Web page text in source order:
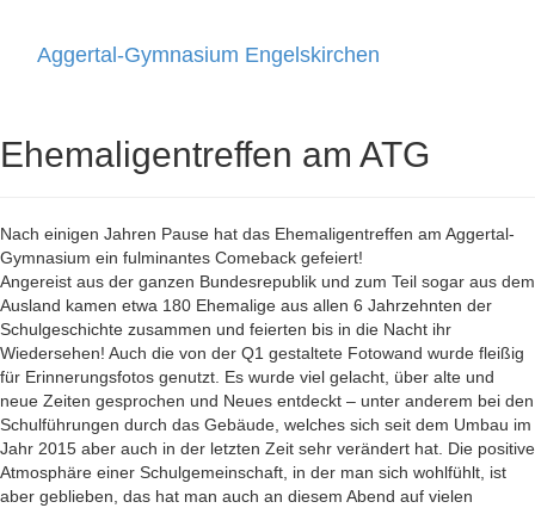
Aggertal-Gymnasium Engelskirchen
Ehemaligentreffen am ATG
Nach einigen Jahren Pause hat das Ehemaligentreffen am Aggertal-
Gymnasium ein fulminantes Comeback gefeiert!
Angereist aus der ganzen Bundesrepublik und zum Teil sogar aus dem
Ausland kamen etwa 180 Ehemalige aus allen 6 Jahrzehnten der
Schulgeschichte zusammen und feierten bis in die Nacht ihr
Wiedersehen! Auch die von der Q1 gestaltete Fotowand wurde fleißig
für Erinnerungsfotos genutzt. Es wurde viel gelacht, über alte und
neue Zeiten gesprochen und Neues entdeckt – unter anderem bei den
Schulführungen durch das Gebäude, welches sich seit dem Umbau im
Jahr 2015 aber auch in der letzten Zeit sehr verändert hat. Die positive
Atmosphäre einer Schulgemeinschaft, in der man sich wohlfühlt, ist
aber geblieben, das hat man auch an diesem Abend auf vielen